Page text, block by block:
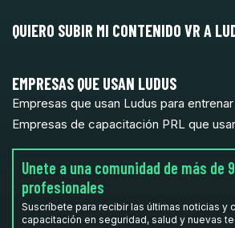
QUIERO SUBIR MI CONTENIDO VR A
EMPRESAS QUE USAN LUDUS
Empresas que usan Ludus para
Empresas de capacitación PRL que
Unete a una comunidad de más de
profesionales
Suscríbete para recibir las últimas noticias y
capacitación en seguridad, salud y nuevas